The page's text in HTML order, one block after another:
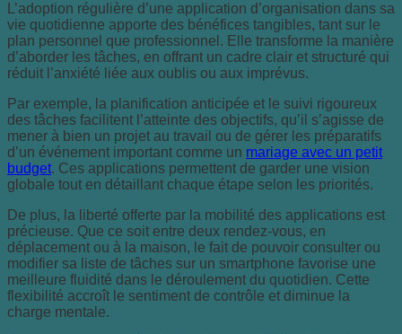
L’adoption régulière d’une application d’organisation dans sa
vie quotidienne apporte des bénéfices tangibles, tant sur le
plan personnel que professionnel. Elle transforme la manière
d’aborder les tâches, en offrant un cadre clair et structuré qui
réduit l’anxiété liée aux oublis ou aux imprévus.
Par exemple, la planification anticipée et le suivi rigoureux
des tâches facilitent l’atteinte des objectifs, qu’il s’agisse de
mener à bien un projet au travail ou de gérer les préparatifs
d’un événement important comme un mariage avec un petit
budget. Ces applications permettent de garder une vision
globale tout en détaillant chaque étape selon les priorités.
De plus, la liberté offerte par la mobilité des applications est
précieuse. Que ce soit entre deux rendez-vous, en
déplacement ou à la maison, le fait de pouvoir consulter ou
modifier sa liste de tâches sur un smartphone favorise une
meilleure fluidité dans le déroulement du quotidien. Cette
flexibilité accroît le sentiment de contrôle et diminue la
charge mentale.